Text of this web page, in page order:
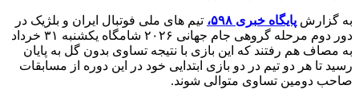
به گزارش پایگاه خبری ۵۹۸،
تیم های ملی فوتبال ایران و بلژیک در
دور دوم مرحله گروهی جام جهانی ۲۰۲۶ شامگاه یکشنبه ۳۱ خرداد
به مصاف هم رفتند که این بازی با نتیجه تساوی بدون گل به پایان
رسید تا هر دو تیم در دو بازی ابتدایی خود در این دوره از مسابقات
صاحب دومین تساوی متوالی شوند.